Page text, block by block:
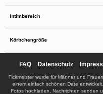
Intimbereich
Körbchengröße
FAQ Datenschutz
Fickmeister wurde für Männer und
einem einfach schönen Date
Fotos hochladen, Nachrichten senden